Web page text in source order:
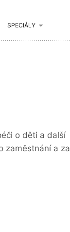
SPECIÁLY
o děti a další
zaměstnání a za